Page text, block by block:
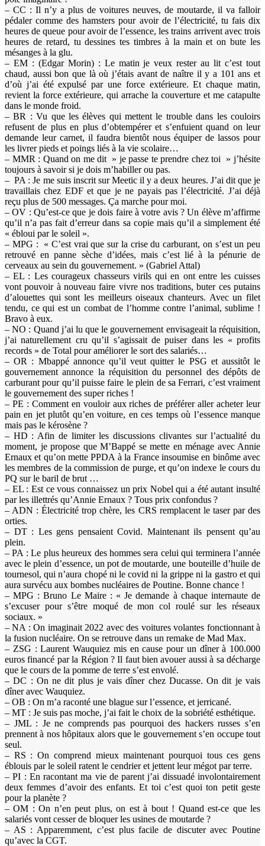
– CC : Il n’y a plus de voitures neuves, de moutarde, il va falloir
pédaler comme des hamsters pour avoir de l’électricité, tu fais dix
heures de queue pour avoir de l’essence, les trains arrivent avec trois
heures de retard, tu dessines tes timbres à la main et on bute les
mésanges à la glu.
– EM : (Edgar Morin) : Le matin je veux rester au lit c’est tout
chaud, aussi bon que là où j’étais avant de naître il y a 101 ans et
d’où j’ai été expulsé par une force extérieure. Et chaque matin,
revient la force extérieure, qui arrache la couverture et me catapulte
dans le monde froid.
– BR : Vu que les élèves qui mettent le trouble dans les couloirs
refusent de plus en plus d’obtempérer et s’enfuient quand on leur
demande leur carnet, il faudra bientôt nous équiper de lassos pour
les livrer pieds et poings liés à la vie scolaire…
– MMR : Quand on me dit » je passe te prendre chez toi » j’hésite
toujours à savoir si je dois m’habiller ou pas.
– PA : Je me suis inscrit sur Meetic il y a deux heures. J’ai dit que je
travaillais chez EDF et que je ne payais pas l’électricité. J’ai déjà
reçu plus de 500 messages. Ça marche pour moi.
– OV : Qu’est-ce que je dois faire à votre avis ? Un élève m’affirme
qu’il n’a pas fait d’erreur dans sa copie mais qu’il a simplement été
« ébloui par le soleil ».
– MPG : « C’est vrai que sur la crise du carburant, on s’est un peu
retrouvé en panne sèche d’idées, mais c’est lié à la pénurie de
cerveaux au sein du gouvernement. » (Gabriel Attal)
– EL : Les courageux chasseurs virils qui en ont entre les cuisses
vont pouvoir à nouveau faire vivre nos traditions, buter ces putains
d’alouettes qui sont les meilleurs oiseaux chanteurs. Avec un filet
tendu, ce qui est un combat de l’homme contre l’animal, sublime !
Bravo à eux.
– NO : Quand j’ai lu que le gouvernement envisageait la réquisition,
j’ai naturellement cru qu’il s’agissait de puiser dans les « profits
records » de Total pour améliorer le sort des salariés…
– OR : Mbappé annonce qu’il veut quitter le PSG et aussitôt le
gouvernement annonce la réquisition du personnel des dépôts de
carburant pour qu’il puisse faire le plein de sa Ferrari, c’est vraiment
le gouvernement des super riches !
– PE : Comment en vouloir aux riches de préférer aller acheter leur
pain en jet plutôt qu’en voiture, en ces temps où l’essence manque
mais pas le kérosène ?
– HD : Afin de limiter les discussions clivantes sur l’actualité du
moment, je propose que M’Bappé se mette en ménage avec Annie
Ernaux et qu’on mette PPDA à la France insoumise en binôme avec
les membres de la commission de purge, et qu’on indexe le cours du
PQ sur le baril de brut …
– EL : Est ce vous connaissez un prix Nobel qui a été autant insulté
par les illettrés qu’Annie Ernaux ? Tous prix confondus ?
– ADN : Électricité trop chère, les CRS remplacent le taser par des
orties.
– DT : Les gens pensaient Covid. Maintenant ils pensent qu’au
plein.
– PA : Le plus heureux des hommes sera celui qui terminera l’année
avec le plein d’essence, un pot de moutarde, une bouteille d’huile de
tournesol, qui n’aura chopé ni le covid ni la grippe ni la gastro et qui
aura survécu aux bombes nucléaires de Poutine. Bonne chance !
– MPG : Bruno Le Maire : « Je demande à chaque internaute de
s’excuser pour s’être moqué de mon col roulé sur les réseaux
sociaux. »
– NA : On imaginait 2022 avec des voitures volantes fonctionnant à
la fusion nucléaire. On se retrouve dans un remake de Mad Max.
– ZSG : Laurent Wauquiez mis en cause pour un dîner à 100.000
euros financé par la Région ? Il faut bien avouer aussi à sa décharge
que le cours de la pomme de terre s’est envolé.
– DC : On ne dit plus je vais dîner chez Ducasse. On dit je vais
dîner avec Wauquiez.
– OB : On m’a raconté une blague sur l’essence, et jerricané.
– MT : Je suis pas moche, j’ai fait le choix de la sobriété esthétique.
– JML : Je ne comprends pas pourquoi des hackers russes s’en
prennent à nos hôpitaux alors que le gouvernement s’en occupe tout
seul.
– RS : On comprend mieux maintenant pourquoi tous ces gens
éblouis par le soleil ratent le cendrier et jettent leur mégot par terre.
– PI : En racontant ma vie de parent j’ai dissuadé involontairement
deux femmes d’avoir des enfants. Et toi c’est quoi ton petit geste
pour la planète ?
– OM : On n’en peut plus, on est à bout ! Quand est-ce que les
salariés vont cesser de bloquer les usines de moutarde ?
– AS : Apparemment, c’est plus facile de discuter avec Poutine
qu’avec la CGT.